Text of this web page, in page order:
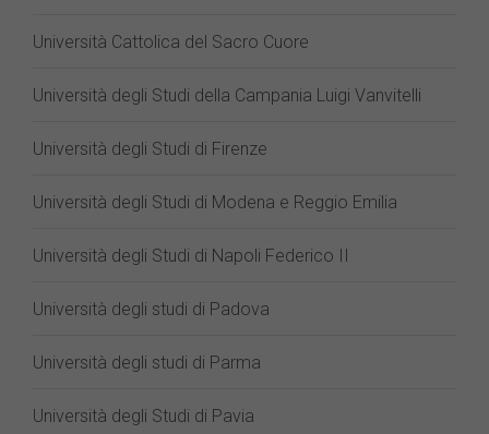
Università Cattolica del Sacro Cuore
Università degli Studi della Campania Luigi Vanvitelli
Università degli Studi di Firenze
Università degli Studi di Modena e Reggio Emilia
Università degli Studi di Napoli Federico II
Università degli studi di Padova
Università degli studi di Parma
Università degli Studi di Pavia